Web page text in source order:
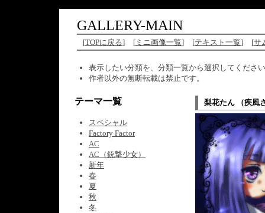
GALLERY-MAIN
[TOPに戻る] [ ミニ画像一覧] [テキスト一覧] [サ
表示したい分類を、分類一覧から選択してくださ
作者以外の無断転載は禁止です。
テーマ一覧
スペシャル
Factory Factor
AC
AC（銃撃少女）
新年
春
夏
秋
冬
梨花たん （疾風